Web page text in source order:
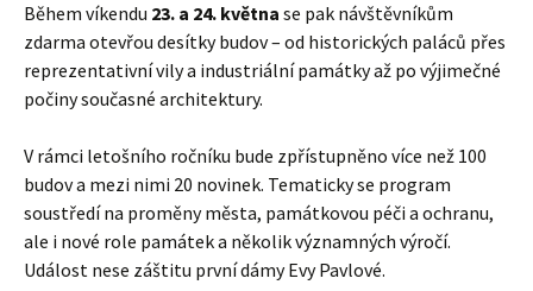
Během víkendu 23. a 24. května se pak návštěvníkům
zdarma otevřou desítky budov – od historických paláců přes
reprezentativní vily a industriální památky až po výjimečné
počiny současné architektury.
V rámci letošního ročníku bude zpřístupněno více než 100
budov a mezi nimi 20 novinek. Tematicky se program
soustředí na proměny města, památkovou péči a ochranu,
ale i nové role památek a několik významných výročí.
Událost nese záštitu první dámy Evy Pavlové.